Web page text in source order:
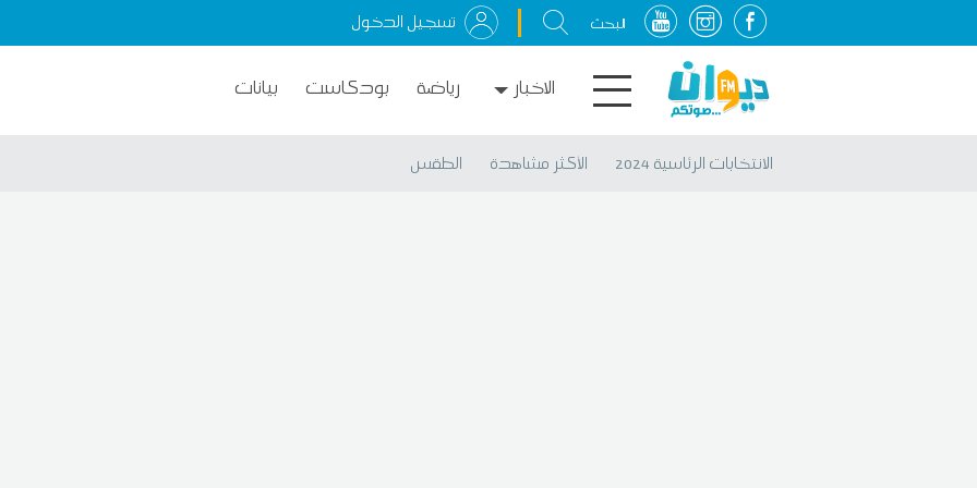
تسجيل الدخول
الاخبار رياضة بودكاست بيانات
الانتخابات الرئاسية 2024 الأكثر مشاهدة الطقس